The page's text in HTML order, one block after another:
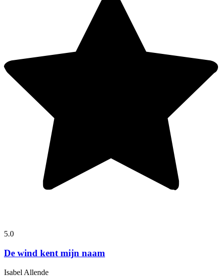
5.0
De wind kent mijn naam
Isabel Allende